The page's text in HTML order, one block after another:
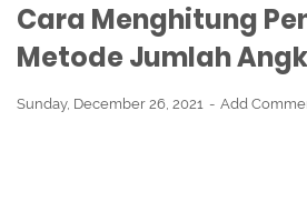
Cara Menghitung
Metode Jumlah
Sunday, December 26, 2021 Add